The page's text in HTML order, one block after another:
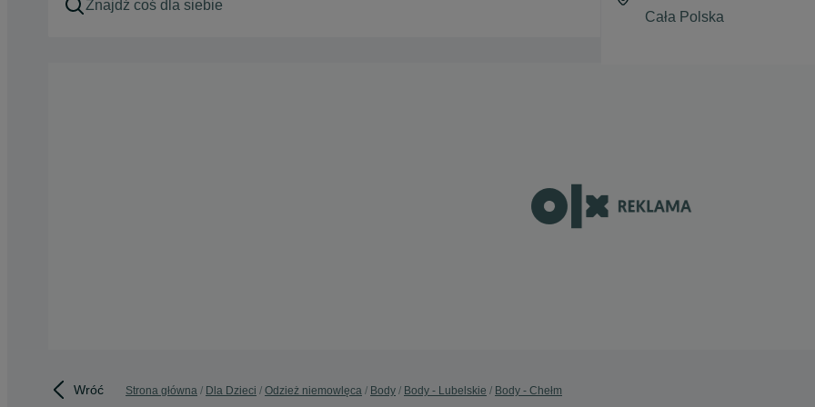
Wróć Strona główna Dla Dzieci Odzież niemowlęca Body Body - Lubelskie Body - Chełm